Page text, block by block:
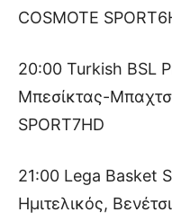
COSMOTE
20:00 Turkish BSL
Μπεσίκτας-
SPORT7HD
21:00 Lega Basket
Ημιτελικός,